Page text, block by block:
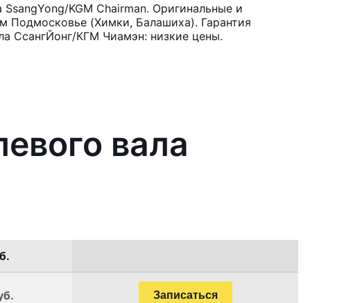
KGM Chairman. Оригинальные и
Подмосковье (Химки, Балашиха). Гарантия
СсангЙонг/КГМ Чиамэн: низкие цены.
вала
Записаться